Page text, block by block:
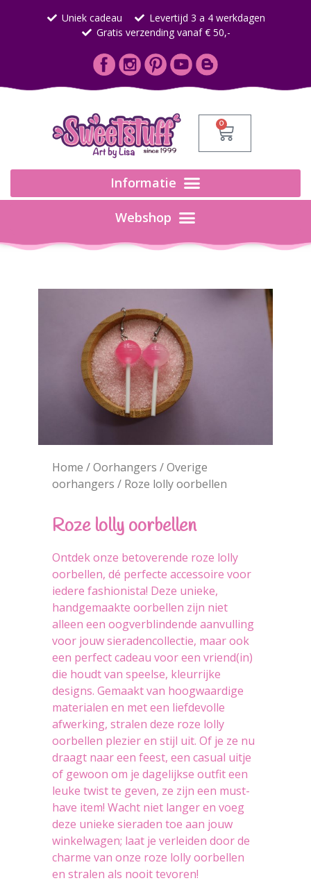
Uniek cadeau
Levertijd 3 a 4 werkdagen
Gratis verzending vanaf € 50,-
0
Home /Oorhangers /Overige
oorhangers / Roze lolly oorbellen
Roze lolly oorbellen
Ontdek onze betoverende roze lolly
oorbellen, dé perfecte accessoire voor
iedere fashionista! Deze unieke,
handgemaakte oorbellen zijn niet
alleen een oogverblindende aanvulling
voor jouw sieradencollectie, maar ook
een perfect cadeau voor een vriend(in)
die houdt van speelse, kleurrijke
designs. Gemaakt van hoogwaardige
materialen en met een liefdevolle
afwerking, stralen deze roze lolly
oorbellen plezier en stijl uit. Of je ze nu
draagt naar een feest, een casual uitje
of gewoon om je dagelijkse outfit een
leuke twist te geven, ze zijn een must-
have item! Wacht niet langer en voeg
deze unieke sieraden toe aan jouw
winkelwagen; laat je verleiden door de
charme van onze roze lolly oorbellen
en stralen als nooit tevoren!